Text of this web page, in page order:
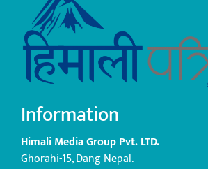
Information
Himali Media Group Pvt. LTD.
Ghorahi-15, Dang Nepal.